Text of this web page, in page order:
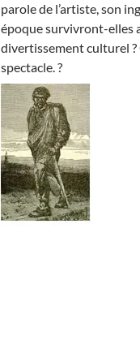
parole de l’artiste, son
époque survivront-elles
divertissement culturel ?
spectacle. ?